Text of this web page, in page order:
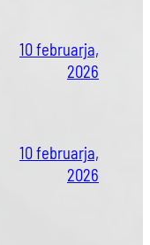
10 februarja,
2026
10 februarja,
2026